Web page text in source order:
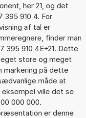
her 21, og det
395 910 4. For
af tal er
finder man
395 910 4E+21. Dette
store og meget
markering på dette
måde at
ville det se
000 000.
er denne